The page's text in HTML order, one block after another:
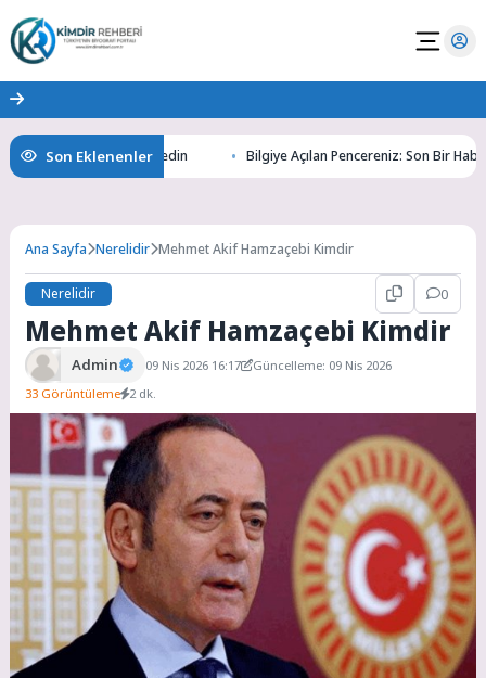
Son Eklenenler
Gizemlerini Keşfedin Bilgiye Açılan Pencereniz: Son Bir Haber ile
Ana Sayfa Nerelidir Mehmet Akif Hamzaçebi Kimdir
Nerelidir 0
Mehmet Akif Hamzaçebi Kimdir
Admin 09 Nis 2026 16:17
Güncelleme: 09 Nis 2026
33 Görüntüleme 2 dk.